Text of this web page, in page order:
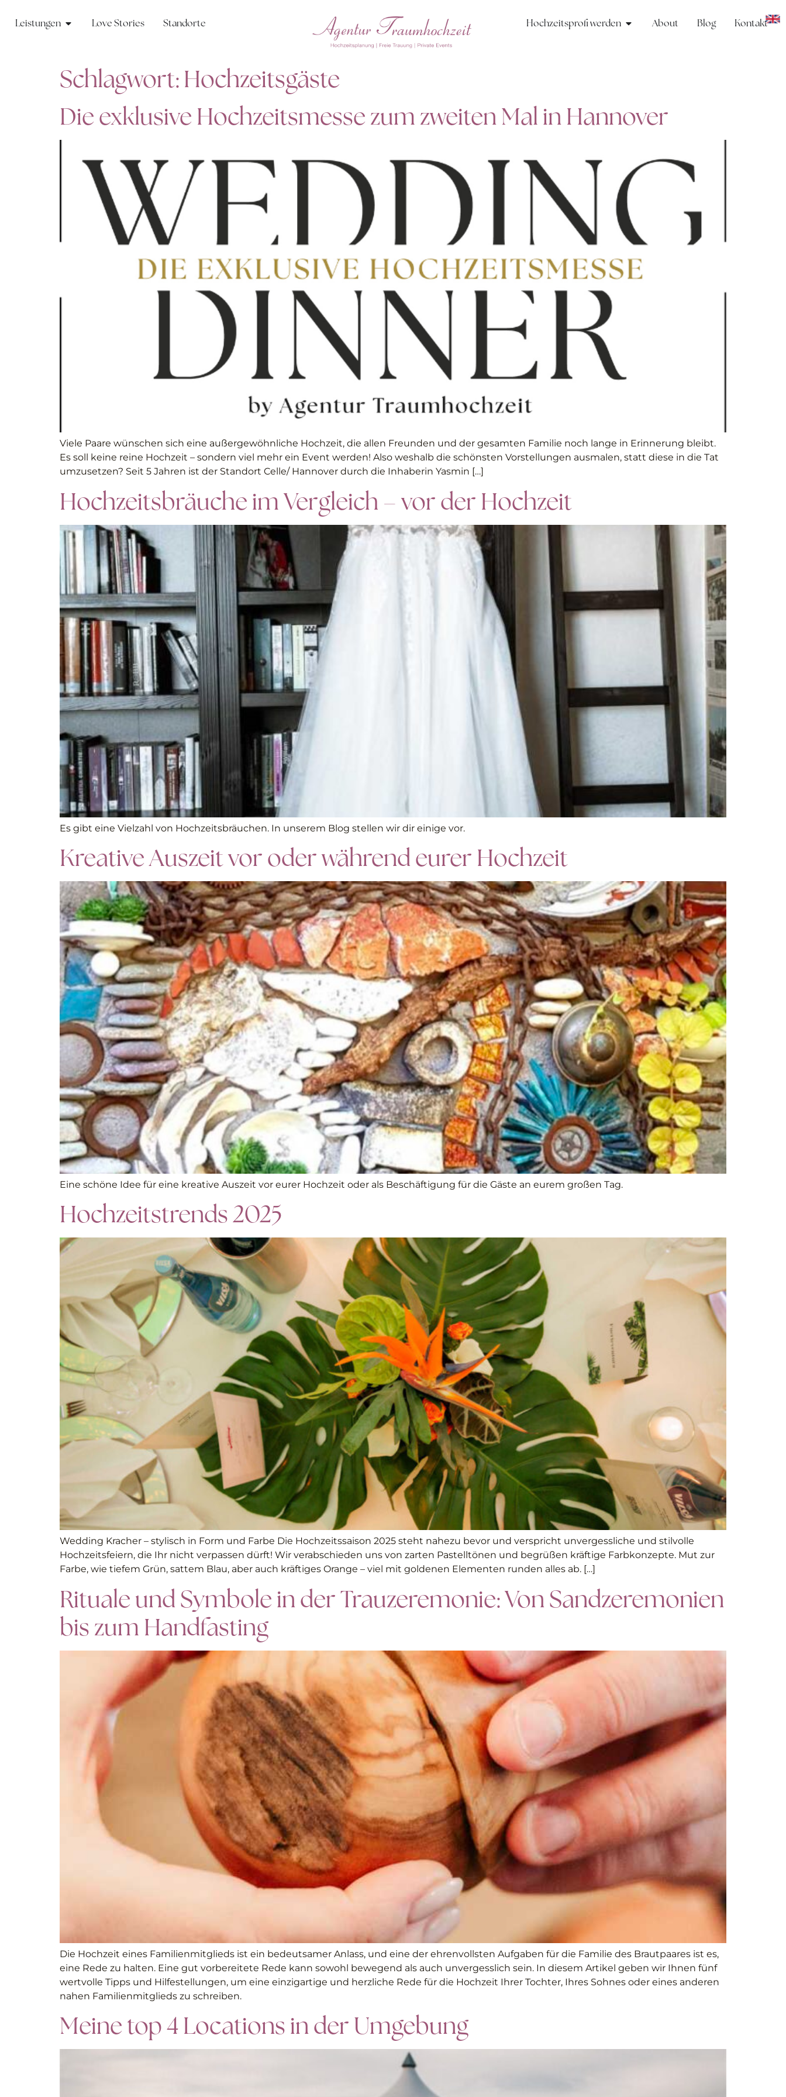
Leistungen Love Stories Standorte Hochzeitsprofi werden About Blog Kontakt
Schlagwort:Hochzeitsgäste
Die exklusive Hochzeitsmesse zum zweiten Mal in Hannover
Viele Paare wünschen sich eine außergewöhnliche Hochzeit, die allen Freunden und der gesamten Familie noch lange in Erinnerung bleibt.
Es soll keine reine Hochzeit – sondern viel mehr ein Event werden! Also weshalb die schönsten Vorstellungen ausmalen, statt diese in die Tat
umzusetzen? Seit 5 Jahren ist der Standort Celle/ Hannover durch die Inhaberin Yasmin […]
Hochzeitsbräuche im Vergleich – vor der Hochzeit
Es gibt eine Vielzahl von Hochzeitsbräuchen. In unserem Blog stellen wir dir einige vor.
Kreative Auszeit vor oder während eurer Hochzeit
Eine schöne Idee für eine kreative Auszeit vor eurer Hochzeit oder als Beschäftigung für die Gäste an eurem großen Tag.
Hochzeitstrends 2025
Wedding Kracher – stylisch in Form und Farbe Die Hochzeitssaison 2025 steht nahezu bevor und verspricht unvergessliche und stilvolle
Hochzeitsfeiern, die Ihr nicht verpassen dürft! Wir verabschieden uns von zarten Pastelltönen und begrüßen kräftige Farbkonzepte. Mut zur
Farbe, wie tiefem Grün, sattem Blau, aber auch kräftiges Orange – viel mit goldenen Elementen runden alles ab. […]
Rituale und Symbole in der Trauzeremonie: Von Sandzeremonien
bis zum Handfasting
Die Hochzeit eines Familienmitglieds ist ein bedeutsamer Anlass, und eine der ehrenvollsten Aufgaben für die Familie des Brautpaares ist es,
eine Rede zu halten. Eine gut vorbereitete Rede kann sowohl bewegend als auch unvergesslich sein. In diesem Artikel geben wir Ihnen fünf
wertvolle Tipps und Hilfestellungen, um eine einzigartige und herzliche Rede für die Hochzeit Ihrer Tochter, Ihres Sohnes oder eines anderen
nahen Familienmitglieds zu schreiben.
Meine top 4 Locations in der Umgebung